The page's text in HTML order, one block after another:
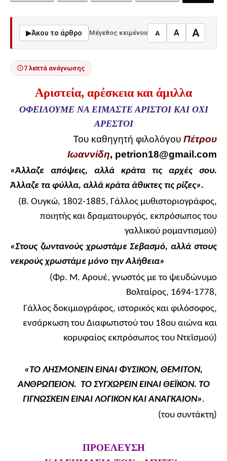
▶Άκου το άρθρο Μέγεθος κειμένου A A A
7 λεπτά ανάγνωσης
Αριστεία, αρέσκεια και άμιλλα
ΟΦΕΙΛΟΥΜΕ ΝΑ ΕΙΜΑΣΤΕ ΑΡΙΣΤΟΙ ΚΑΙ ΟΧΙ
ΑΡΕΣΤΟΙ
Του καθηγητή φιλολόγου Πέτρου
Ιωαννίδη, petrion18@gmail.com
«Άλλαζε απόψεις, αλλά κράτα τις αρχές σου.
Άλλαζε τα φύλλα, αλλά κράτα άθικτες τις ρίζες».
(Β. Ουγκώ, 1802-1885, Γάλλος μυθιστοριογράφος,
ποιητής και δραματουργός, εκπρόσωπος του
γαλλικού ρομαντισμού)
«Στους ζωντανούς χρωστάμε Σεβασμό, αλλά στους
νεκρούς χρωστάμε μόνο την Αλήθεια»
(Φρ. Μ. Αρουέ, γνωστός με το ψευδώνυμο
Βολταίρος, 1694-1778,
Γάλλος δοκιμιογράφος, ιστορικός και φιλόσοφος,
ενσάρκωση του Διαφωτιστού του 18ου αιώνα και
κορυφαίος εκπρόσωπος του Ντεϊσμού)
«ΤΟ ΛΗΣΜΟΝΕΙΝ ΕΙΝΑΙ ΦΥΣΙΚΟΝ, ΘΕΜΙΤΟΝ,
ΑΝΘΡΩΠΕΙΟΝ. ΤΟ ΣΥΓΧΩΡΕΙΝ ΕΙΝΑΙ ΘΕΪΚΟΝ. ΤΟ
ΓΙΓΝΩΣΚΕΙΝ ΕΙΝΑΙ ΛΟΓΙΚΟΝ ΚΑΙ ΑΝΑΓΚΑΙΟΝ».
(του συντάκτη)
ΠΡΟΕΛΕΥΣΗ